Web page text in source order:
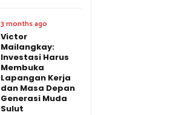
3 months ago
Victor
Mailangkay:
Investasi Harus
Membuka
Lapangan Kerja
dan Masa Depan
Generasi Muda
Sulut